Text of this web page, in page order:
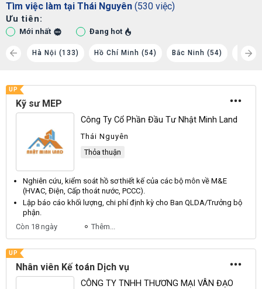
Tìm việc làm tại Thái Nguyên (530 việc)
Ưu tiên:
Mới nhất Đang hot
(38) Hà Nội (133) Hồ Chí Minh (54) Bắc Ninh (54) Phú
UP
Kỹ sư MEP
Công Ty Cổ Phần Đầu Tư Nhật Minh Land
Thái Nguyên
Thỏa thuận
Nghiên cứu, kiểm soát hồ sơ thiết kế của các bộ môn về M&E
(HVAC, Điện, Cấp thoát nước, PCCC).
Lập báo cáo khối lượng, chi phí định kỳ cho Ban QLDA/Trưởng bộ
phận.
Còn 18 ngày
Thêm...
UP
Nhân viên Kế toán Dịch vụ
CÔNG TY TNHH THƯƠNG MẠI VÂN ĐẠO